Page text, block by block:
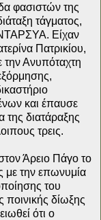
φασιστών της
τάγματος,
Είχαν
Πατρικίου,
την Ανυπόταχτη
και έπαυσε
της διατάραξης
τρεις.
Άρειο Πάγο το
με την επωνυμία
του
δίωξης
ότι ο